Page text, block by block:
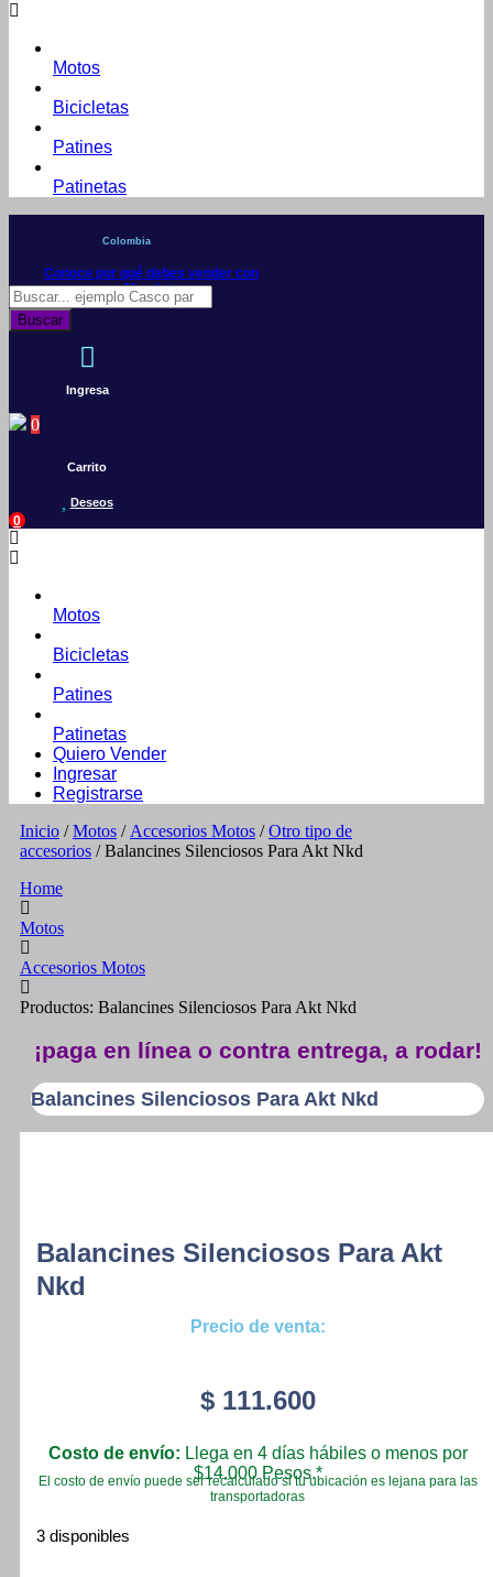
Motos
Bicicletas
Patines
Patinetas
Colombia
Conoce por qué debes vender con
Mercleta
Búsqueda
de
productos
Buscar
Ingresa
0
Carrito
Deseos
0
Motos
Bicicletas
Patines
Patinetas
Quiero Vender
Ingresar
Registrarse
Inicio /Motos / Accesorios Motos /Otro tipo de
accesorios / Balancines Silenciosos Para Akt Nkd
Home
Motos
Accesorios Motos
Productos: Balancines Silenciosos Para Akt Nkd
¡paga en línea o contra entrega, a rodar!
Balancines Silenciosos Para Akt Nkd
Balancines Silenciosos Para Akt
Nkd
Precio de venta:
$111.600
Costo de envío: Llega en 4 días hábiles o menos por
$14.000 Pesos.*
El costo de envío puede ser recalculado si tu ubicación es lejana para las
transportadoras
3 disponibles